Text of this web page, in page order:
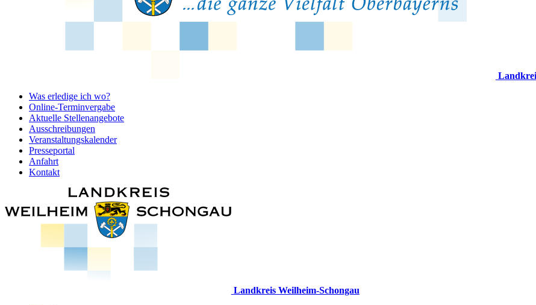
Was erledige ich wo?
Online-Terminvergabe
Aktuelle Stellenangebote
Ausschreibungen
Veranstaltungskalender
Presseportal
Anfahrt
Kontakt
Landkreis Weilheim-Schongau